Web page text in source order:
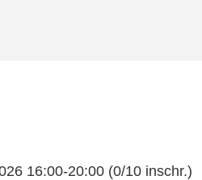
16:00-20:00 (0/10 inschr.)